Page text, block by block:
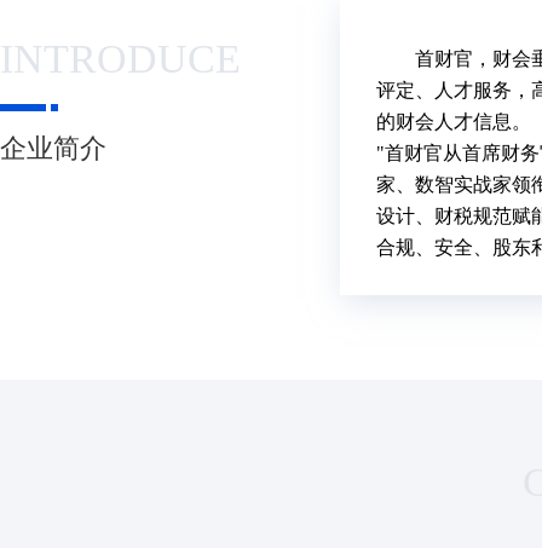
INTRODUCE
企业简介
首财官，财会
评定、人才服务，
的财会人才信息。
"首财官从首席财
家、数智实战家领
设计、财税规范赋
合规、安全、股东